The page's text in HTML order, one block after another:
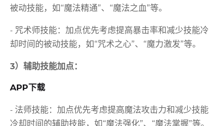
被动技能，如“魔法精通”、“魔法之血”等。
- 咒术师技能：加点优先考虑提高暴击率和减少技能冷
却时间的被动技能，如“咒术之心”、“魔力激发”等。
3）辅助技能加点：
APP下载
- 法师技能：加点优先考虑提高魔法攻击力和减少技能
冷却时间的辅助技能，如“魔法强化”、“魔法掌握”等。